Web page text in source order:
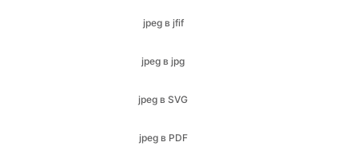
jpeg в SVG
jpeg в PDF
jpeg в png
jpeg щоб webp